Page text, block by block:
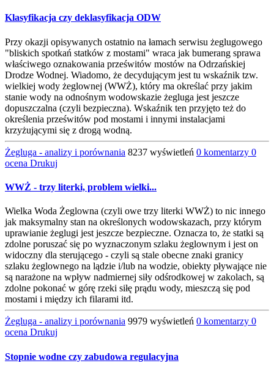
Klasyfikacja czy deklasyfikacja ODW
Przy okazji opisywanych ostatnio na łamach serwisu żeglugowego
"bliskich spotkań statków z mostami" wraca jak bumerang sprawa
właściwego oznakowania prześwitów mostów na Odrzańskiej
Drodze Wodnej. Wiadomo, że decydującym jest tu wskaźnik tzw.
wielkiej wody żeglownej (WWŻ), który ma określać przy jakim
stanie wody na odnośnym wodowskazie żegluga jest jeszcze
dopuszczalna (czyli bezpieczna). Wskaźnik ten przyjęto też do
określenia prześwitów pod mostami i innymi instalacjami
krzyżującymi się z drogą wodną.
Żegluga - analizy i porównania 8237 wyświetleń 0 komentarzy 0
ocena Drukuj
WWŻ - trzy literki, problem wielki...
Wielka Woda Żeglowna (czyli owe trzy literki WWŻ) to nic innego
jak maksymalny stan na określonych wodowskazach, przy którym
uprawianie żeglugi jest jeszcze bezpieczne. Oznacza to, że statki są
zdolne poruszać się po wyznaczonym szlaku żeglownym i jest on
widoczny dla sterującego - czyli są stale obecne znaki granicy
szlaku żeglownego na lądzie i/lub na wodzie, obiekty pływające nie
są narażone na wpływ nadmiernej siły odśrodkowej w zakolach, są
zdolne pokonać w górę rzeki siłę prądu wody, mieszczą się pod
mostami i między ich filarami itd.
Żegluga - analizy i porównania 9979 wyświetleń 0 komentarzy 0
ocena Drukuj
Stopnie wodne czy zabudowa regulacyjna